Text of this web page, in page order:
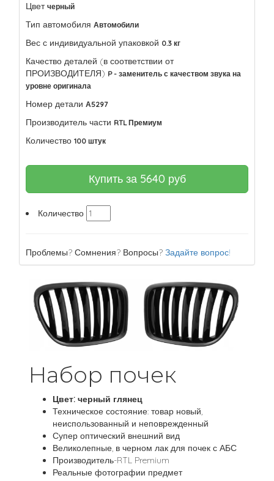
Цвет черный
Тип автомобиля Автомобили
Вес с индивидуальной упаковкой 0.3 кг
Качество деталей (в соответствии от
ПРОИЗВОДИТЕЛЯ) P - заменитель с качеством звука на
уровне оригинала
Номер детали А5297
Производитель части RTL Премиум
Количество 100 штук
Купить за 5640 руб
Количество
Проблемы? Сомнения? Вопросы? Задайте вопрос!
Набор почек
Цвет: черный глянец
Техническое состояние: товар новый,
неиспользованный и неповрежденный
Супер оптический внешний вид
Великолепные, в черном лак для почек с АБС
Производитель-RTL Premium
Реальные фотографии предмет